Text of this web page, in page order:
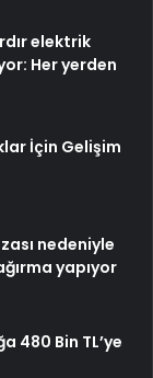
elektrik
Her yerden
İçin Gelişim
nedeniyle
yapıyor
480 Bin TL’ye